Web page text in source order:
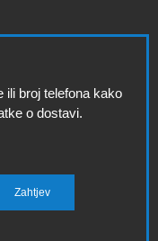
ili broj telefona kako
o dostavi.